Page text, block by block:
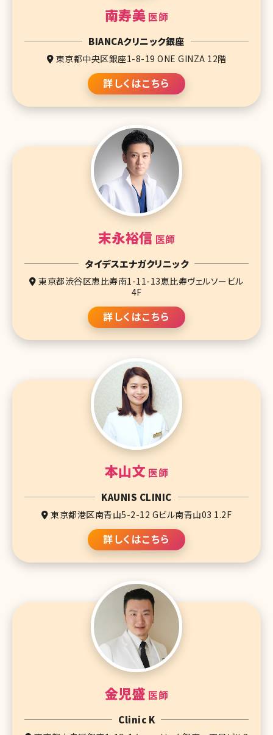
南寿美 医師
BIANCAクリニック銀座
東京都中央区銀座1-8-19 ONE GINZA 12階
詳しくはこちら
末永裕信 医師
タイデスエナガクリニック
東京都渋谷区恵比寿南1-11-13恵比寿ヴェルソービル
4F
詳しくはこちら
本山文 医師
KAUNIS CLINIC
東京都港区南青山5-2-12 Gビル南青山03 1.2F
詳しくはこちら
金児盛 医師
Clinic K